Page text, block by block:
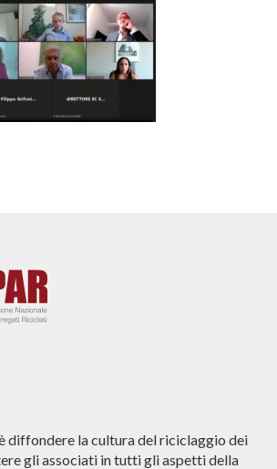
diffondere la cultura del riciclaggio dei
gli associati in tutti gli aspetti della